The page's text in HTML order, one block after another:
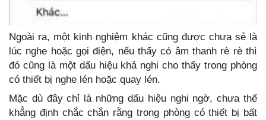
Ngoài ra, một kinh nghiệm khác cũng được chưa sẻ là
lúc nghe hoặc gọi điện, nếu thấy có âm thanh rè rè thì
đó cũng là một dấu hiệu khả nghi cho thấy trong phòng
có thiết bị nghe lén hoặc quay lén.
Mặc dù đây chỉ là những dấu hiệu nghi ngờ, chưa thể
khẳng định chắc chắn rằng trong phòng có thiết bị bất